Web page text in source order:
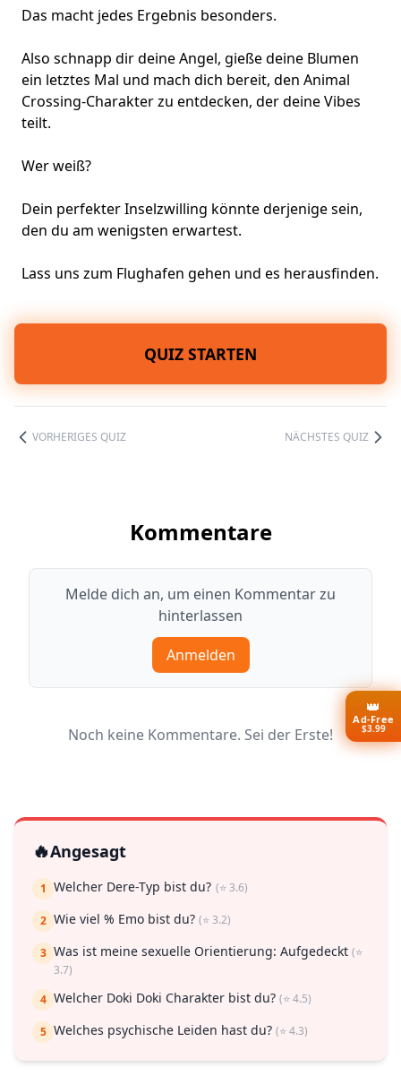
Das macht jedes Ergebnis besonders.
Also schnapp dir deine Angel, gieße deine Blumen
ein letztes Mal und mach dich bereit, den Animal
Crossing-Charakter zu entdecken, der deine Vibes
teilt.
Wer weiß?
Dein perfekter Inselzwilling könnte derjenige sein,
den du am wenigsten erwartest.
Lass uns zum Flughafen gehen und es herausfinden.
QUIZ STARTEN
VORHERIGES QUIZ NÄCHSTES QUIZ
Kommentare
Melde dich an, um einen Kommentar zu
hinterlassen
Anmelden
Noch keine Kommentare. Sei der Erste!
🔥Angesagt
1 Welcher Dere-Typ bist du? (⭐ 3.6)
2 Wie viel % Emo bist du? (⭐ 3.2)
3 Was ist meine sexuelle Orientierung: Aufgedeckt (⭐
3.7)
4 Welcher Doki Doki Charakter bist du? (⭐ 4.5)
5 Welches psychische Leiden hast du? (⭐ 4.3)
👑
Ad-Free
$3.99